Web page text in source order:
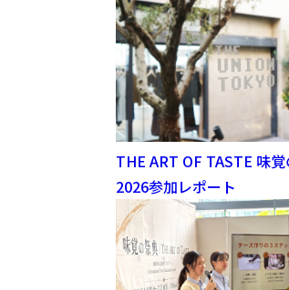
THE ART OF TASTE 味
2026参加レポート